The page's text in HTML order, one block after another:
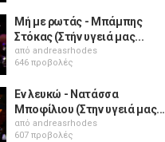
Μή με ρωτάς - Μπάμπης
Στόκας (Στήν υγειά μας...
από andreasrhodes
646 προβολές
Εν λευκώ - Νατάσσα
Μποφίλιου (Στην υγειά μας...
από andreasrhodes
607 προβολές